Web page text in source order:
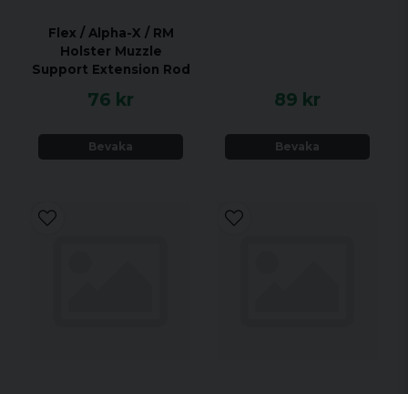
Flex / Alpha-X / RM
Holster Muzzle
Support Extension Rod
76 kr
Bevaka
89 kr
Bevaka